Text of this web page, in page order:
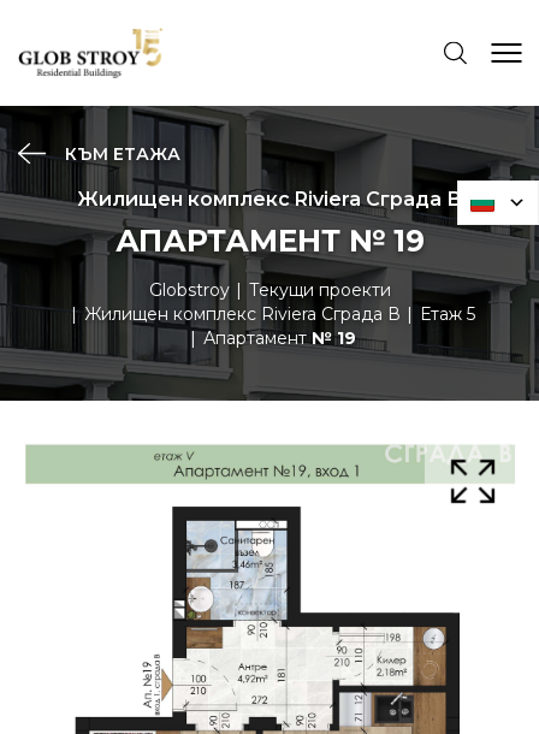
КЪМ ЕТАЖА
Жилищен комплекс Riviera Сграда В
АПАРТАМЕНТ № 19
Globstroy
Текущи проекти
Жилищен комплекс Riviera Сграда В
Етаж 5
Апартамент№ 19